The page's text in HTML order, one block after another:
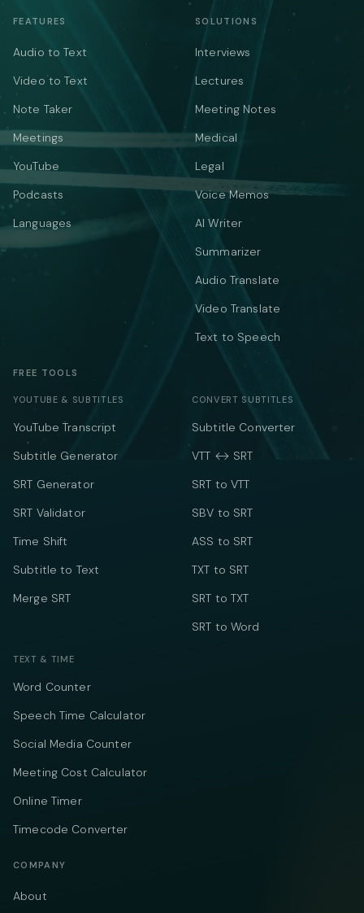
FEATURES
Audio to Text
Video to Text
Note Taker
Meetings
YouTube
Podcasts
Languages
SOLUTIONS
Interviews
Lectures
Meeting Notes
Medical
Legal
Voice Memos
AI Writer
Summarizer
Audio Translate
Video Translate
Text to Speech
FREE TOOLS
YOUTUBE & SUBTITLES
YouTube Transcript
Subtitle Generator
SRT Generator
SRT Validator
Time Shift
Subtitle to Text
Merge SRT
CONVERT SUBTITLES
Subtitle Converter
VTT ↔ SRT
SRT to VTT
SBV to SRT
ASS to SRT
TXT to SRT
SRT to TXT
SRT to Word
TEXT & TIME
Word Counter
Speech Time Calculator
Social Media Counter
Meeting Cost Calculator
Online Timer
Timecode Converter
COMPANY
About